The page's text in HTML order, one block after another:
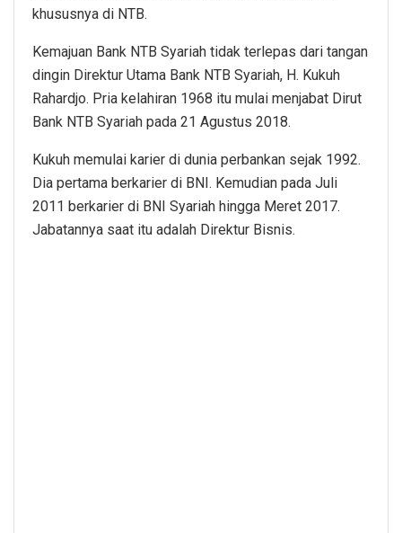
khususnya di NTB.
Kemajuan Bank NTB Syariah tidak terlepas dari tangan
dingin Direktur Utama Bank NTB Syariah, H. Kukuh
Rahardjo. Pria kelahiran 1968 itu mulai menjabat Dirut
Bank NTB Syariah pada 21 Agustus 2018.
Kukuh memulai karier di dunia perbankan sejak 1992.
Dia pertama berkarier di BNI. Kemudian pada Juli
2011 berkarier di BNI Syariah hingga Meret 2017.
Jabatannya saat itu adalah Direktur Bisnis.